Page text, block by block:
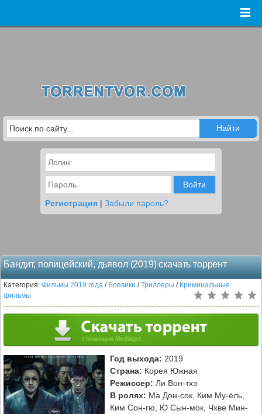
Войти
Регистрация | Забыли пароль?
Бандит, полицейский, дьявол (2019) скачать торрент
Категория: Фильмы 2019 года / Боевики /Триллеры / Криминальные
фильмы
Год выхода: 2019
Страна: Корея Южная
Режиссер: Ли Вон-тхэ
В ролях: Ма Дон-сок, Ким Му-ёль,
Ким Сон-гю, Ю Сын-мок, Чхве Мин-